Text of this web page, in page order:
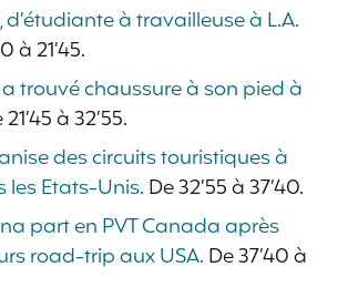
d’étudiante à travailleuse à L.A.
à 21’45.
trouvé chaussure à son pied à
21’45 à 32’55.
des circuits touristiques à
les Etats-Unis. De 32’55 à 37’40.
part en PVT Canada après
road-trip aux USA. De 37’40 à